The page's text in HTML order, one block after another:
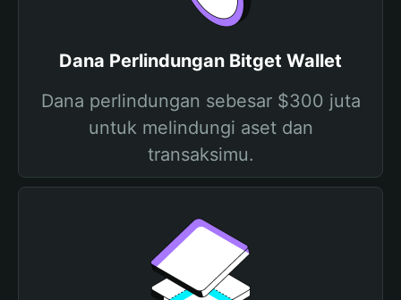
Dana Perlindungan Bitget Wallet
Dana perlindungan sebesar $300 juta
untuk melindungi aset dan
transaksimu.